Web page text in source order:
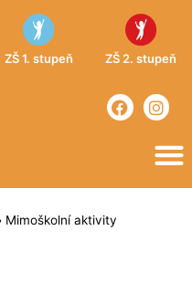
ZŠ 1. stupeň ZŠ 2. stupeň
Mimoškolní aktivity